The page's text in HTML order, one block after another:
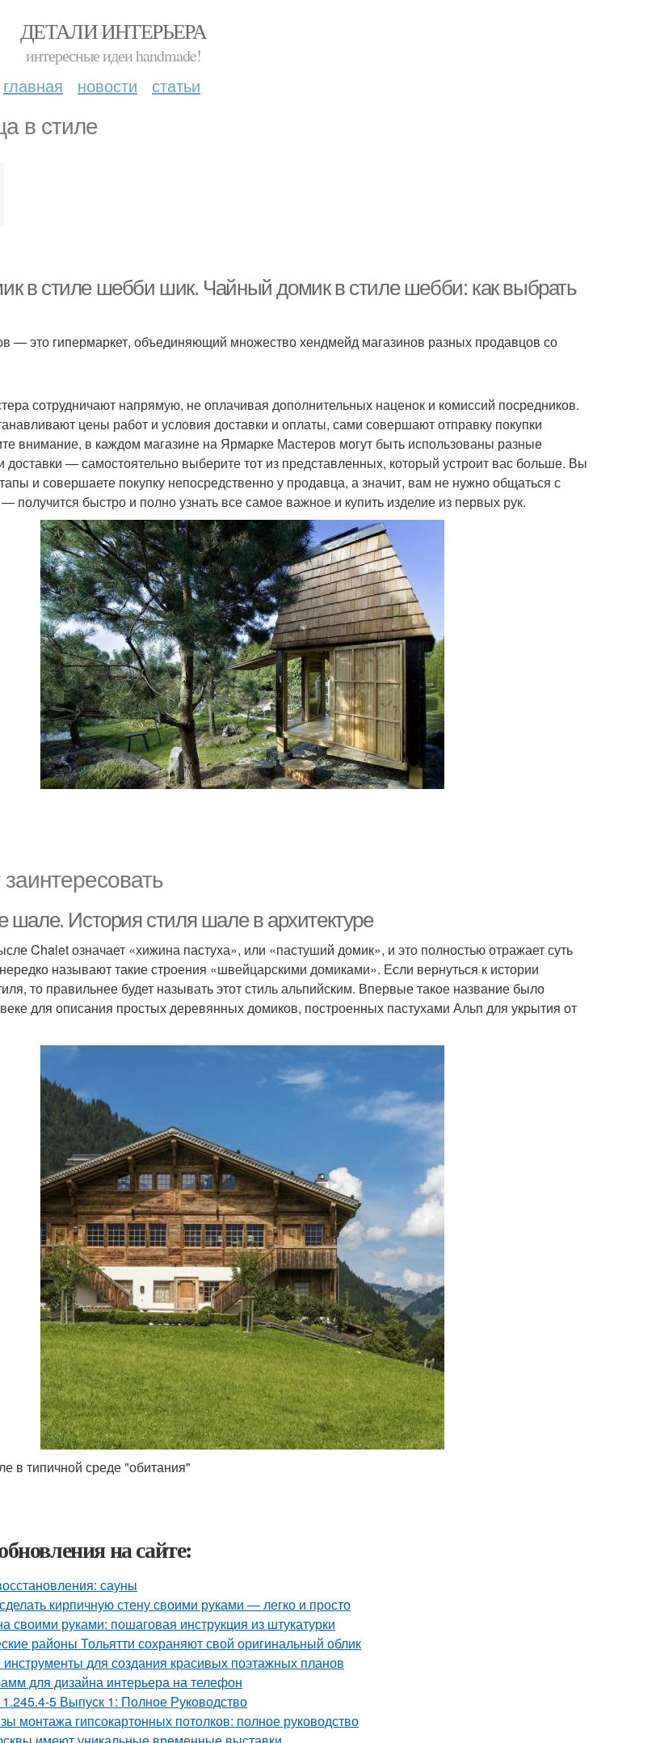
ДЕТАЛИ ИНТЕРЬЕРА
интересные идеи handmade!
главная новости статьи
в стиле
в стиле шебби шик. Чайный домик в стиле шебби: как выбрать
— это гипермаркет, объединяющий множество хендмейд магазинов разных продавцов со
сотрудничают напрямую, не оплачивая дополнительных наценок и комиссий посредников.
цены работ и условия доставки и оплаты, сами совершают отправку покупки
внимание, в каждом магазине на Ярмарке Мастеров могут быть использованы разные
— самостоятельно выберите тот из представленных, который устроит вас больше. Вы
и совершаете покупку непосредственно у продавца, а значит, вам не нужно общаться с
получится быстро и полно узнать все самое важное и купить изделие из первых рук.
шале. История стиля шале в архитектуре
Chalet означает «хижина пастуха», или «пастуший домик», и это полностью отражает суть
называют такие строения «швейцарскими домиками». Если вернуться к истории
то правильнее будет называть этот стиль альпийским. Впервые такое название было
для описания простых деревянных домиков, построенных пастухами Альп для укрытия от
в типичной среде "обитания"
на сайте:
сауны
кирпичную стену своими руками — легко и просто
своими руками: пошаговая инструкция из штукатурки
районы Тольятти сохраняют свой оригинальный облик
инструменты для создания красивых поэтажных планов
для дизайна интерьера на телефон
5 Выпуск 1: Полное Руководство
монтажа гипсокартонных потолков: полное руководство